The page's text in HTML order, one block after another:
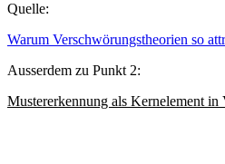
Quelle:
Warum Verschwörungstheorien so
Ausserdem zu Punkt 2:
Mustererkennung als Kernelement in